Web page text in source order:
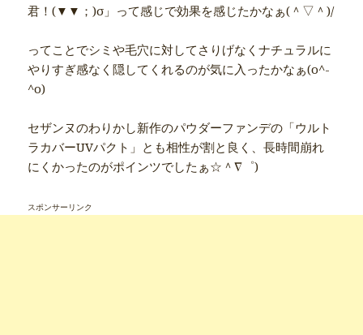
君！(▼▼；)σ」って感じで効果を感じたかなぁ(＾▽＾)/
ってことでシミや毛穴に対してさりげなくナチュラルに
やりすぎ感なく隠してくれるのが気に入ったかなぁ(o^-
^o)
セザンヌのわりかし新作のパウダーファンデの「ウルト
ラカバーUVパクト」とも相性が割と良く、長時間崩れ
にくかったのがポインツでしたぁ☆＾∇゜)
スポンサーリンク